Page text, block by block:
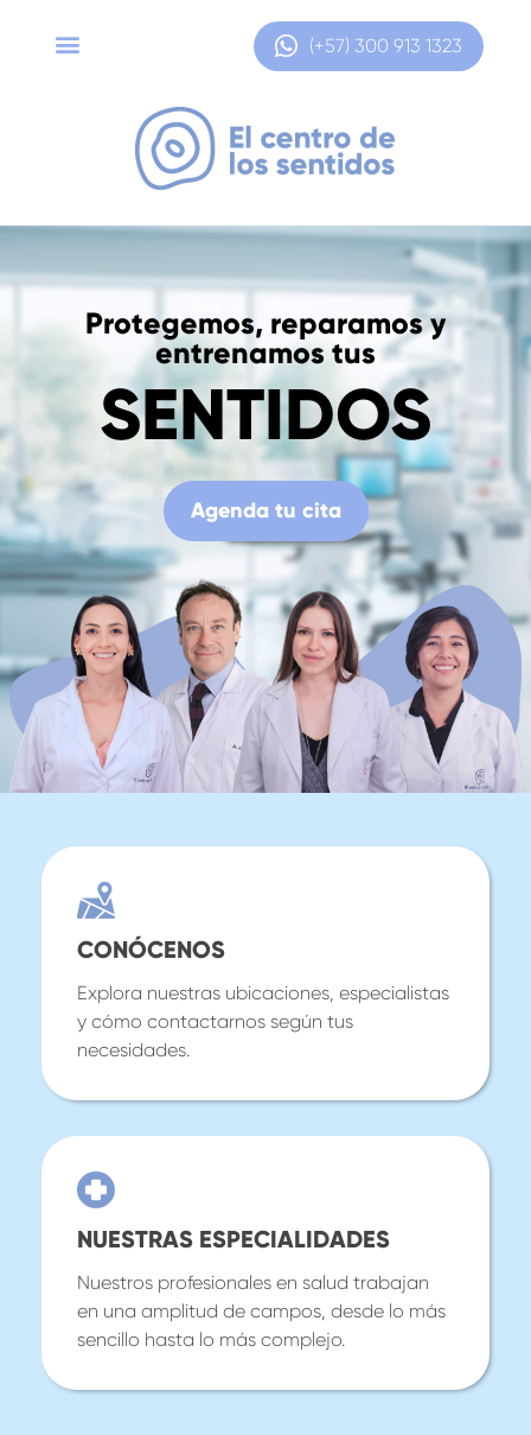
(+57) 300 913 1323
Protegemos, reparamos y
entrenamos tus
SENTIDOS
Agenda tu cita
CONÓCENOS
Explora nuestras ubicaciones, especialistas
y cómo contactarnos según tus
necesidades.
NUESTRAS ESPECIALIDADES
Nuestros profesionales en salud trabajan
en una amplitud de campos, desde lo más
sencillo hasta lo más complejo.